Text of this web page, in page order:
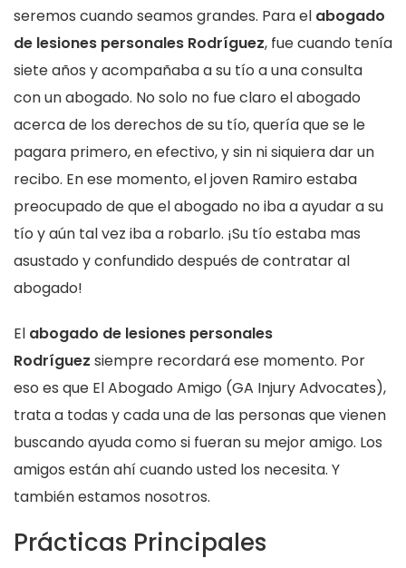
seremos cuando seamos grandes. Para el abogado
de lesiones personales Rodríguez, fue cuando tenía
siete años y acompañaba a su tío a una consulta
con un abogado. No solo no fue claro el abogado
acerca de los derechos de su tío, quería que se le
pagara primero, en efectivo, y sin ni siquiera dar un
recibo. En ese momento, el joven Ramiro estaba
preocupado de que el abogado no iba a ayudar a su
tío y aún tal vez iba a robarlo. ¡Su tío estaba mas
asustado y confundido después de contratar al
abogado!
El abogado de lesiones personales
Rodríguez siempre recordará ese momento. Por
eso es que El Abogado Amigo (GA Injury Advocates),
trata a todas y cada una de las personas que vienen
buscando ayuda como si fueran su mejor amigo. Los
amigos están ahí cuando usted los necesita. Y
también estamos nosotros.
Prácticas Principales